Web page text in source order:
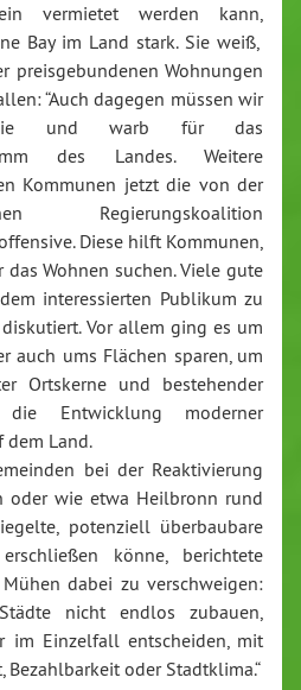
vermietet werden kann,
Bay im Land stark. Sie weiß,
preisgebundenen Wohnungen
“Auch dagegen müssen wir
sie und warb für das
des Landes. Weitere
Kommunen jetzt die von der
Regierungskoalition
Diese hilft Kommunen,
Wohnen suchen. Viele gute
interessierten Publikum zu
Vor allem ging es um
auch ums Flächen sparen, um
Ortskerne und bestehender
Entwicklung moderner
dem Land.
bei der Reaktivierung
oder wie etwa Heilbronn rund
potenziell überbaubare
könne, berichtete
dabei zu verschweigen:
nicht endlos zubauen,
im Einzelfall entscheiden, mit
oder Stadtklima.“